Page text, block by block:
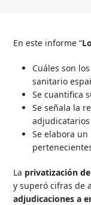
En este informe “
Cuáles son
sanitario
Se cuantifica
Se señala la
Se elabora
La privatización
y superó cifras de
adjudicaciones a